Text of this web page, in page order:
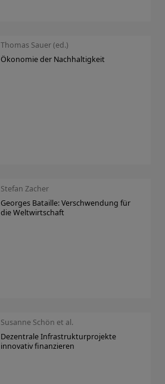
Thomas Sauer (ed.)
Ökonomie der Nachhaltigkeit
Stefan Zacher
Georges Bataille: Verschwendung für
die Weltwirtschaft
Susanne Schön et al.
Dezentrale Infrastrukturprojekte
innovativ finanzieren